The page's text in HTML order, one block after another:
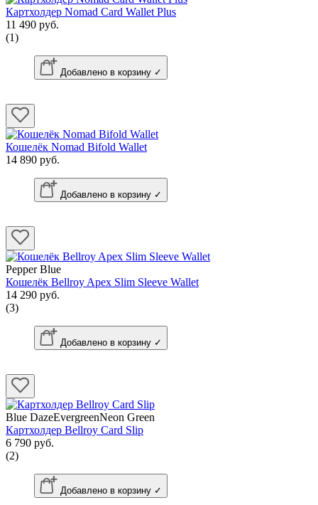
Картхолдер Nomad Card Wallet Plus
11 490 руб.
(1)
Добавлено в корзину ✓
Кошелёк Nomad Bifold Wallet
14 890 руб.
Добавлено в корзину ✓
Pepper Blue
Кошелёк Bellroy Apex Slim Sleeve Wallet
14 290 руб.
(3)
Добавлено в корзину ✓
Blue DazeEvergreenNeon Green
Картхолдер Bellroy Card Slip
6 790 руб.
(2)
Добавлено в корзину ✓